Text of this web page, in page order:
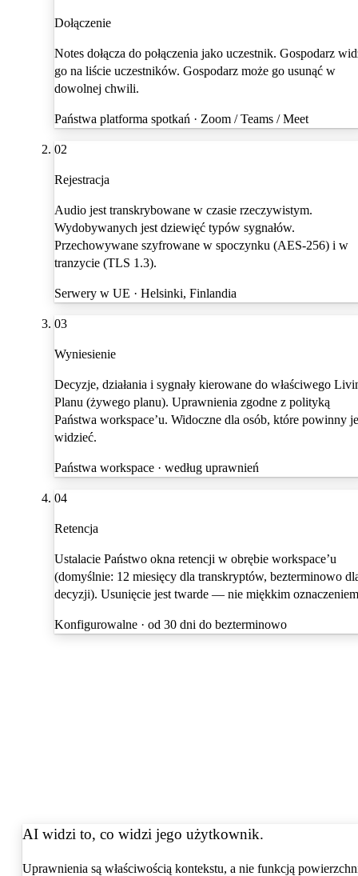
Dołączenie
Notes dołącza do połączenia jako uczestnik. Gospodarz
go na liście uczestników. Gospodarz może go usunąć w
dowolnej chwili.
Państwa platforma spotkań · Zoom / Teams / Meet
02
Rejestracja
Audio jest transkrybowane w czasie rzeczywistym.
Wydobywanych jest dziewięć typów sygnałów.
Przechowywane szyfrowane w spoczynku (AES-256) i w
tranzycie (TLS 1.3).
Serwery w UE · Helsinki, Finlandia
03
Wyniesienie
Decyzje, działania i sygnały kierowane do właściwego
Planu (żywego planu). Uprawnienia zgodne z polityką
Państwa workspace’u. Widoczne dla osób, które powinny je
widzieć.
Państwa workspace · według uprawnień
04
Retencja
Ustalacie Państwo okna retencji w obrębie workspace’u
(domyślnie: 12 miesięcy dla transkryptów, bezterminowo
decyzji). Usunięcie jest twarde — nie miękkim
Konfigurowalne · od 30 dni do bezterminowo
AI widzi to, co widzi jego użytkownik.
Uprawnienia są właściwością kontekstu, a nie funkcją